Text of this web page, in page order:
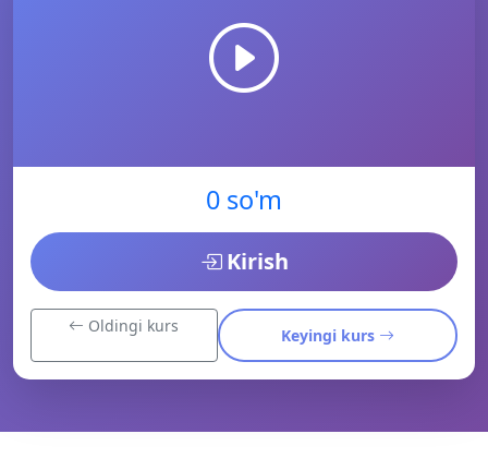
0 so'm
Kirish
Oldingi kurs Keyingi kurs